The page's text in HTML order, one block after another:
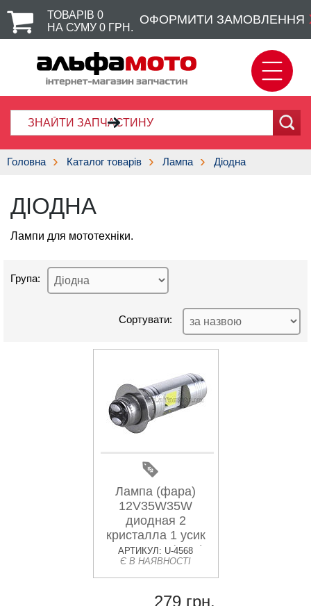
ТОВАРІВ 0
НА СУМУ 0 ГРН.
ОФОРМИТИ ЗАМОВЛЕННЯ
Головна Каталог товарів Лампа Діодна
ДІОДНА
Лампи для мототехніки.
Група:
Сортувати:
Лампа (фара)
12V35W35W
диодная 2
кристалла 1 усик
П15Д-25-1 (LED)
тип 2 AMG
АРТИКУЛ: U-4568
Є В НАЯВНОСТІ
279 грн.